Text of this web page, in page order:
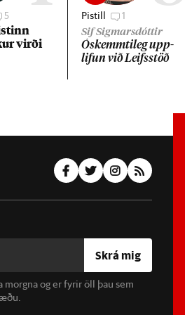
5
virði
Pistill 1
Sif Sigmarsdóttir
Óskemmti­leg upp­
lif­un við Leifs­stöð
Skrá mig
og er fyrir öll þau sem